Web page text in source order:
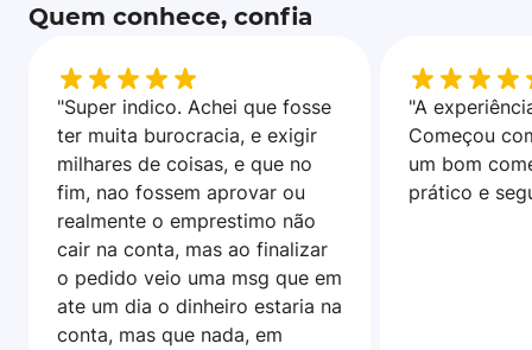
Quem conhece, confia
"Super indico. Achei que fosse
ter muita burocracia, e exigir
milhares de coisas, e que no
fim, nao fossem aprovar ou
realmente o emprestimo não
cair na conta, mas ao finalizar
o pedido veio uma msg que em
ate um dia o dinheiro estaria na
conta, mas que nada, em
"A
Começou
um bom
prático e